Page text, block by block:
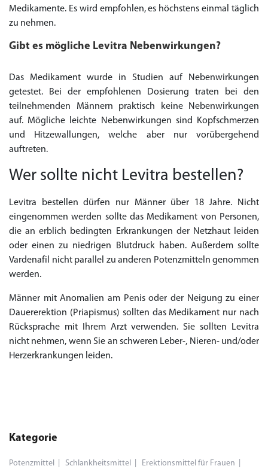
Medikamente. Es wird empfohlen, es höchstens einmal täglich
zu nehmen.
Gibt es mögliche Levitra Nebenwirkungen?
Das Medikament wurde in Studien auf Nebenwirkungen
getestet. Bei der empfohlenen Dosierung traten bei den
teilnehmenden Männern praktisch keine Nebenwirkungen
auf. Mögliche leichte Nebenwirkungen sind Kopfschmerzen
und Hitzewallungen, welche aber nur vorübergehend
auftreten.
Wer sollte nicht Levitra bestellen?
Levitra bestellen dürfen nur Männer über 18 Jahre. Nicht
eingenommen werden sollte das Medikament von Personen,
die an erblich bedingten Erkrankungen der Netzhaut leiden
oder einen zu niedrigen Blutdruck haben. Außerdem sollte
Vardenafil nicht parallel zu anderen Potenzmitteln genommen
werden.
Männer mit Anomalien am Penis oder der Neigung zu einer
Dauererektion (Priapismus) sollten das Medikament nur nach
Rücksprache mit Ihrem Arzt verwenden. Sie sollten Levitra
nicht nehmen, wenn Sie an schweren Leber-, Nieren- und/oder
Herzerkrankungen leiden.
Kategorie
Potenzmittel Schlankheitsmittel Erektionsmittel für Frauen